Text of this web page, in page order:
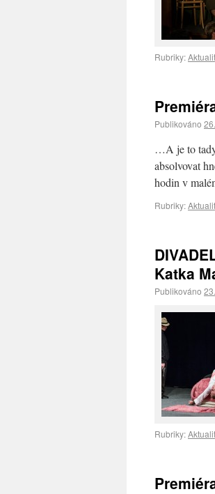
Rubriky:
Publikováno
…A je to
absolvovat
hodin v
Rubriky:
Katka
Publikováno
Rubriky: